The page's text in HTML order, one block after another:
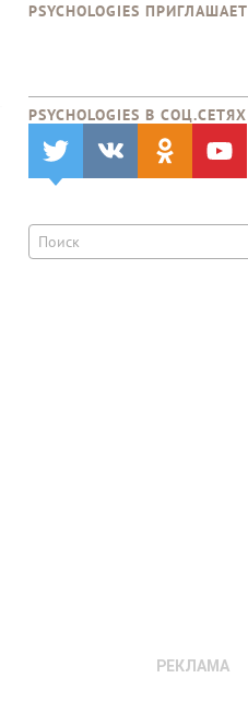
PSYCHOLOGIES ПРИГЛАШАЕТ
PSYCHOLOGIES В CОЦ.СЕТЯХ